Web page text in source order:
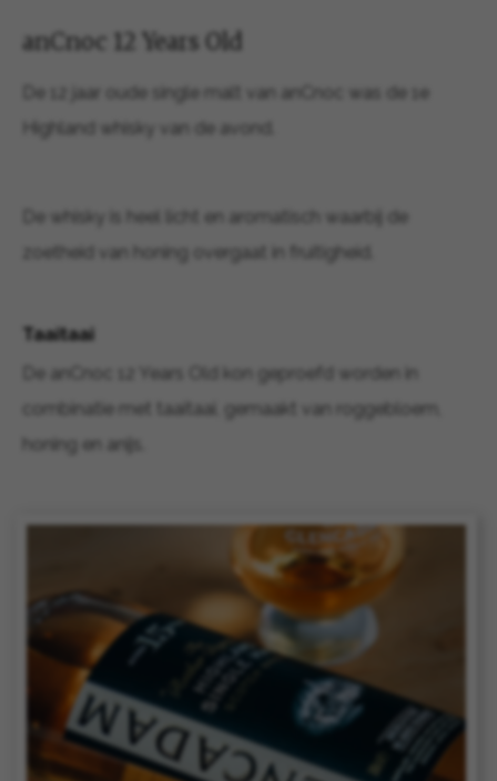
anCnoc 12 Years Old
De 12 jaar oude single malt van anCnoc was de 1e
Highland whisky van de avond.
De whisky is heel licht en aromatisch waarbij de
zoetheid van honing overgaat in fruitigheid.
Taaitaai
De anCnoc 12 Years Old kon geproefd worden in
combinatie met taaitaai, gemaakt van roggebloem,
honing en anijs.